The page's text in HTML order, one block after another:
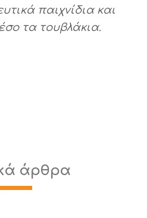
παιχνίδια και
τα τουβλάκια.
άρθρα